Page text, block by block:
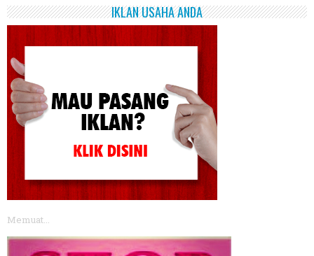
IKLAN USAHA ANDA
Memuat...